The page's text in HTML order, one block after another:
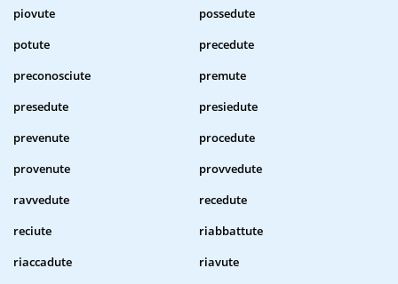
piovute
possedute
potute
precedute
preconosciute
premute
presedute
presiedute
prevenute
procedute
provenute
provvedute
ravvedute
recedute
reciute
riabbattute
riaccadute
riavute